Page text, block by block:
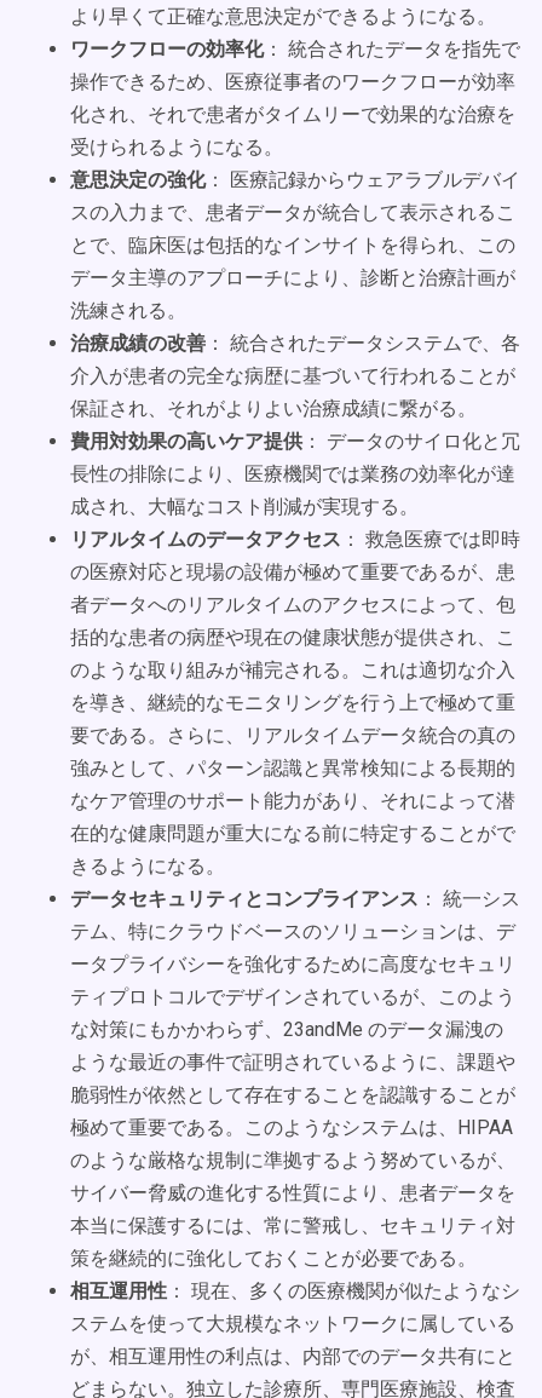
より早くて正確な意思決定ができるようになる。
ワークフローの効率化： 統合されたデータを指先で
操作できるため、医療従事者のワークフローが効率
化され、それで患者がタイムリーで効果的な治療を
受けられるようになる。
意思決定の強化： 医療記録からウェアラブルデバイ
スの入力まで、患者データが統合して表示されるこ
とで、臨床医は包括的なインサイトを得られ、この
データ主導のアプローチにより、診断と治療計画が
洗練される。
治療成績の改善 ： 統合されたデータシステムで、各
介入が患者の完全な病歴に基づいて行われることが
保証され、それがよりよい治療成績に繋がる。
費用対効果の高いケア提供 ： データのサイロ化と冗
長性の排除により、医療機関では業務の効率化が達
成され、大幅なコスト削減が実現する。
リアルタイムのデータアクセス ： 救急医療では即時
の医療対応と現場の設備が極めて重要であるが、患
者データへのリアルタイムのアクセスによって、包
括的な患者の病歴や現在の健康状態が提供され、こ
のような取り組みが補完される。これは適切な介入
を導き、継続的なモニタリングを行う上で極めて重
要である。さらに、リアルタイムデータ統合の真の
強みとして、パターン認識と異常検知による長期的
なケア管理のサポート能力があり、それによって潜
在的な健康問題が重大になる前に特定することがで
きるようになる。
データセキュリティとコンプライアンス ： 統一シス
テム、特にクラウドベースのソリューションは、デ
ータプライバシーを強化するために高度なセキュリ
ティプロトコルでデザインされているが、このよう
な対策にもかかわらず、23andMe のデータ漏洩の
ような最近の事件で証明されているように、課題や
脆弱性が依然として存在することを認識することが
極めて重要である。このようなシステムは、HIPAA
のような厳格な規制に準拠するよう努めているが、
サイバー脅威の進化する性質により、患者データを
本当に保護するには、常に警戒し、セキュリティ対
策を継続的に強化しておくことが必要である。
相互運用性 ： 現在、多くの医療機関が似たようなシ
ステムを使って大規模なネットワークに属している
が、相互運用性の利点は、内部でのデータ共有にと
どまらない。独立した診療所、専門医療施設、検査